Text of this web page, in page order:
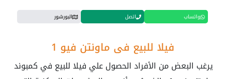
واتساب اتصل البورشور
فيلا للبيع في ماونتن فيو 1
يرغب البعض من الأفراد الحصول علي فيلا للبيع في كمبوند